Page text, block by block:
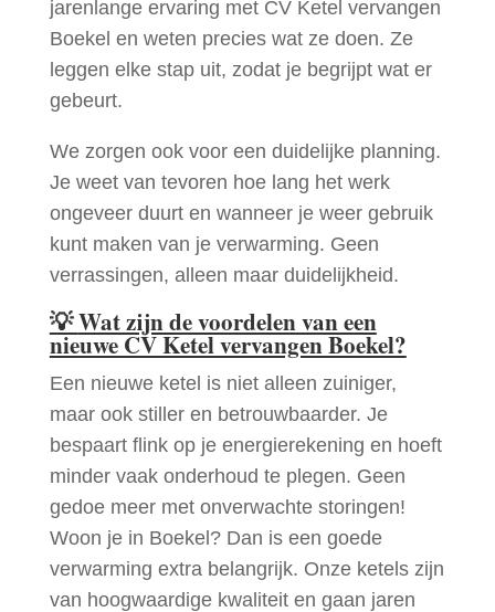
jarenlange ervaring met CV Ketel vervangen
Boekel en weten precies wat ze doen. Ze
leggen elke stap uit, zodat je begrijpt wat er
gebeurt.
We zorgen ook voor een duidelijke planning.
Je weet van tevoren hoe lang het werk
ongeveer duurt en wanneer je weer gebruik
kunt maken van je verwarming. Geen
verrassingen, alleen maar duidelijkheid.
💡Wat zijn de voordelen van een
nieuwe CV Ketel vervangen Boekel?
Een nieuwe ketel is niet alleen zuiniger,
maar ook stiller en betrouwbaarder. Je
bespaart flink op je energierekening en hoeft
minder vaak onderhoud te plegen. Geen
gedoe meer met onverwachte storingen!
Woon je in Boekel? Dan is een goede
verwarming extra belangrijk. Onze ketels zijn
van hoogwaardige kwaliteit en gaan jaren